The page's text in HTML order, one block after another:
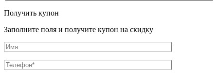
Получить купон
Заполните поля и получите купон на скидку